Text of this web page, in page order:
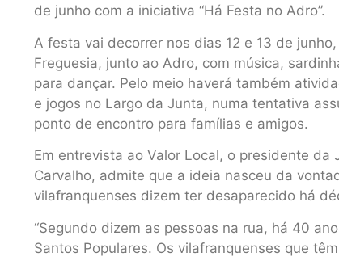
de junho com a iniciativa “Há Festa no Adro”.
A festa vai decorrer nos dias 12 e 13 de
Freguesia, junto ao Adro, com música,
para dançar. Pelo meio haverá também
e jogos no Largo da Junta, numa tentativa
ponto de encontro para famílias e amigos.
Em entrevista ao Valor Local, o presidente
Carvalho, admite que a ideia nasceu da
vilafranquenses dizem ter desaparecido há
“Segundo dizem as pessoas na rua, há 40
Santos Populares. Os vilafranquenses que